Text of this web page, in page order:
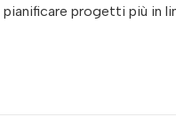
progetti più in